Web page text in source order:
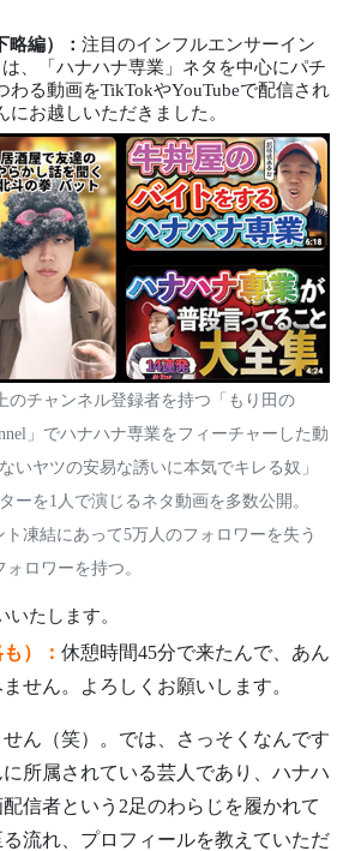
編）： 注目のインフルエンサーイン
、「ハナハナ専業」ネタを中心にパチ
わる動画をTikTokやYouTubeで配信され
お越しいただきました。
のチャンネル登録者を持つ「もり田の
」でハナハナ専業をフィーチャーした動
いヤツの安易な誘いに本気でキレる奴」
ーを1人で演じるネタ動画を多数公開。
凍結にあって5万人のフォロワーを失う
ロワーを持つ。
たします。
）： 休憩時間45分で来たんで、あん
せん。よろしくお願いします。
ん（笑）。では、さっそくなんです
所属されている芸人であり、ハナハ
信者という2足のわらじを履かれて
流れ、プロフィールを教えていただ